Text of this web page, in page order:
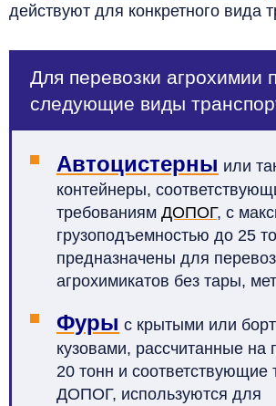
действуют для конкретного вида
Для перевозки агрохимии
следующие виды
Автоцистерны или
контейнеры,
требованиям ДОПОГ, с
грузоподъемностью до 25
предназначены для
агрохимикатов без тары,
Фуры с крытыми или
кузовами, рассчитанные на
20 тонн и соответствующие
ДОПОГ, используются для